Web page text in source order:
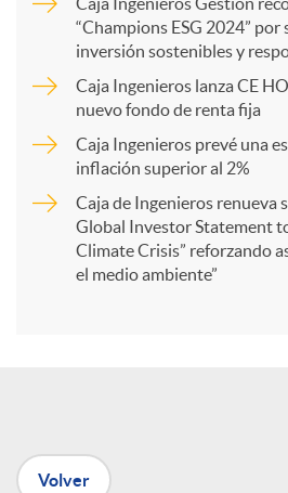
r
n
“Champions ESG 2024” por
inversión sostenibles y
Caja Ingenieros lanza CE
nuevo fondo de renta fija
Caja Ingenieros prevé una
inflación superior al 2%
Caja de Ingenieros renueva
Global Investor Statement
Climate Crisis” reforzando
el medio ambiente”
Volver